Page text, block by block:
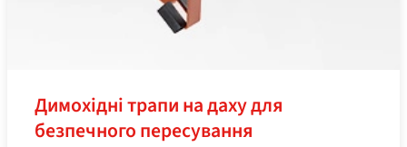
Димохідні трапи на даху для
безпечного пересування